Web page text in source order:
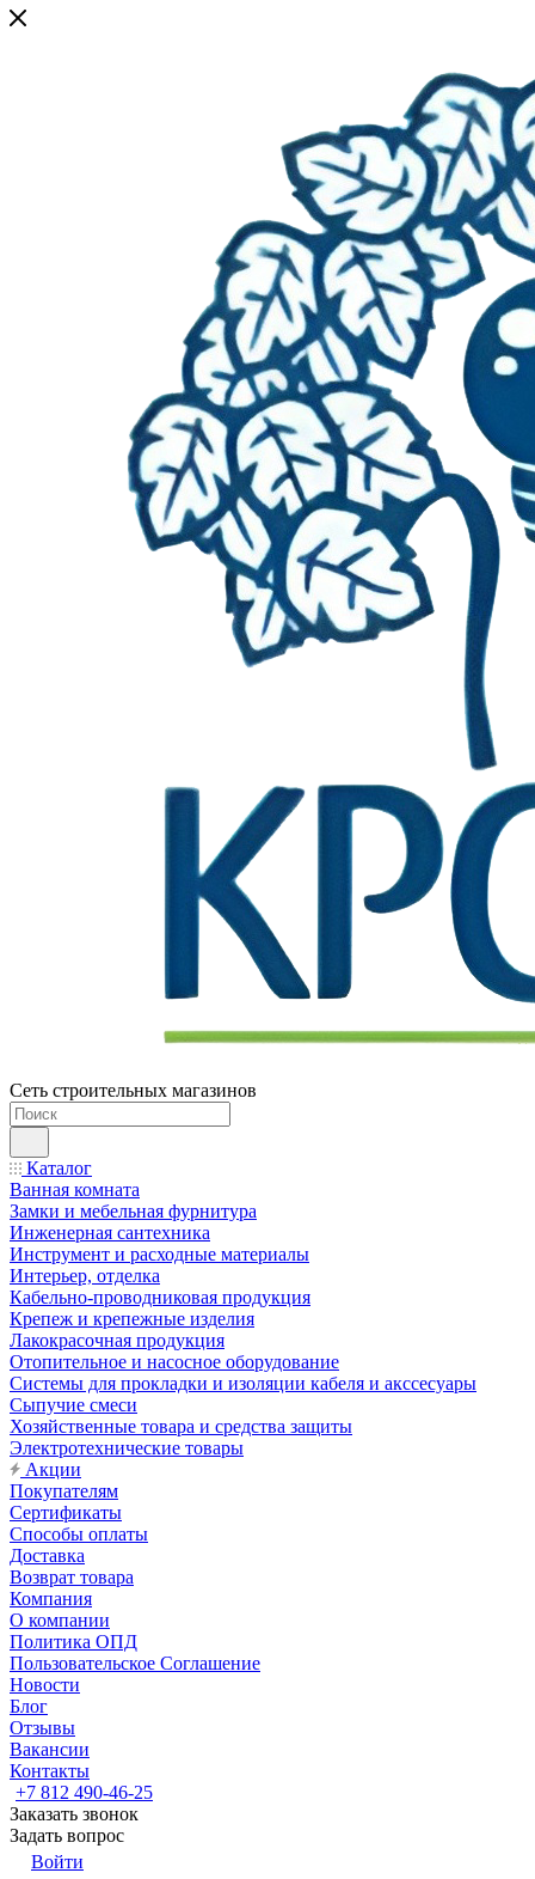
Сеть строительных магазинов
Каталог
Ванная комната
Замки и мебельная фурнитура
Инженерная сантехника
Инструмент и расходные материалы
Интерьер, отделка
Кабельно-проводниковая продукция
Крепеж и крепежные изделия
Лакокрасочная продукция
Отопительное и насосное оборудование
Системы для прокладки и изоляции кабеля и акссесуары
Сыпучие смеси
Хозяйственные товара и средства защиты
Электротехнические товары
Акции
Покупателям
Сертификаты
Способы оплаты
Доставка
Возврат товара
Компания
О компании
Политика ОПД
Пользовательское Соглашение
Новости
Блог
Отзывы
Вакансии
Контакты
+7 812 490-46-25
Заказать звонок
Задать вопрос
Войти